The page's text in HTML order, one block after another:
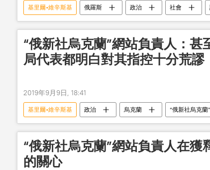
基里爾•維辛斯基 俄羅斯 政治 社會
“俄新社烏克蘭”網站負責人：甚
局代表都明白對其指控十分荒謬
2019年9月9日, 18:41
基里爾•維辛斯基 政治 烏克蘭 “俄新社烏克蘭
今日俄羅斯國際通訊社
“俄新社烏克蘭”網站負責人在獲
的關心